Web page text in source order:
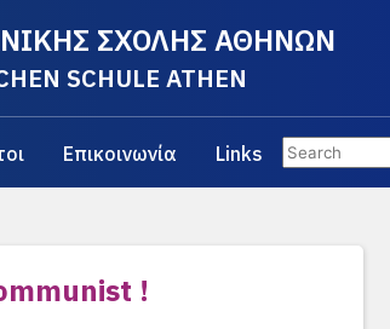
ΣΧΟΛΗΣ ΑΘΗΝΩΝ
SCHULE ATHEN
Επικοινωνία Links
!